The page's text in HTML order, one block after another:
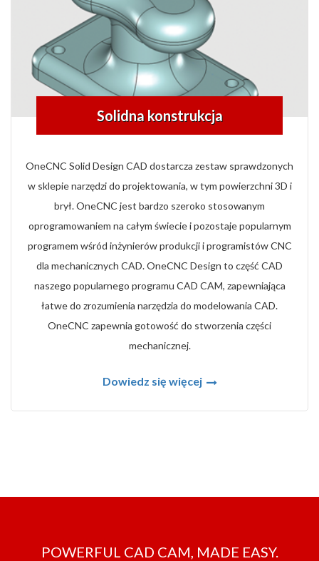
Solidna konstrukcja
OneCNC Solid Design CAD dostarcza zestaw sprawdzonych
w sklepie narzędzi do projektowania, w tym powierzchni 3D i
brył. OneCNC jest bardzo szeroko stosowanym
oprogramowaniem na całym świecie i pozostaje popularnym
programem wśród inżynierów produkcji i programistów CNC
dla mechanicznych CAD. OneCNC Design to część CAD
naszego popularnego programu CAD CAM, zapewniająca
łatwe do zrozumienia narzędzia do modelowania CAD.
OneCNC zapewnia gotowość do stworzenia części
mechanicznej.
Dowiedz się więcej
POWERFUL CAD CAM, MADE EASY.